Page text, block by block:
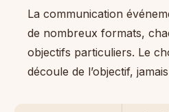
La communication
de nombreux formats,
objectifs particuliers. Le
découle de l’objectif,